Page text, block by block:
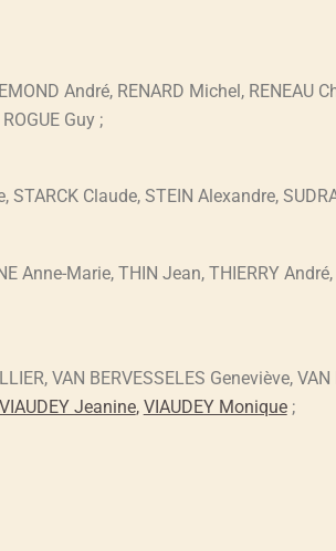
André, RENARD Michel, RENEAU
Guy ;
STARCK Claude, STEIN Alexandre,
Anne-Marie, THIN Jean, THIERRY
VAN BERVESSELES Geneviève,
VIAUDEY Jeanine, VIAUDEY Monique;